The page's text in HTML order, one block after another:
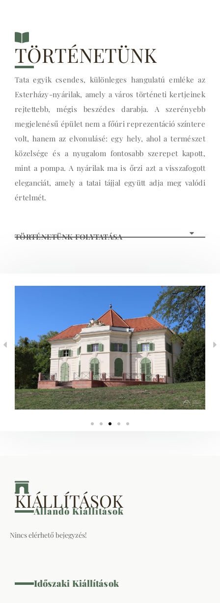
TÖRTÉNETÜNK
Tata egyik csendes, különleges hangulatú emléke az
Esterházy-nyárilak, amely a város történeti kertjeinek
rejtettebb, mégis beszédes darabja. A szerényebb
megjelenésű épület nem a főúri reprezentáció színtere
volt, hanem az elvonulásé: egy hely, ahol a természet
közelsége és a nyugalom fontosabb szerepet kapott,
mint a pompa. A nyárilak ma is őrzi azt a visszafogott
eleganciát, amely a tatai tájjal együtt adja meg valódi
értelmét.
TÖRTÉNETÜNK FOLYTATÁSA
KIÁLLÍTÁSOK
Állandó Kiállítások
Időszaki Kiállítások